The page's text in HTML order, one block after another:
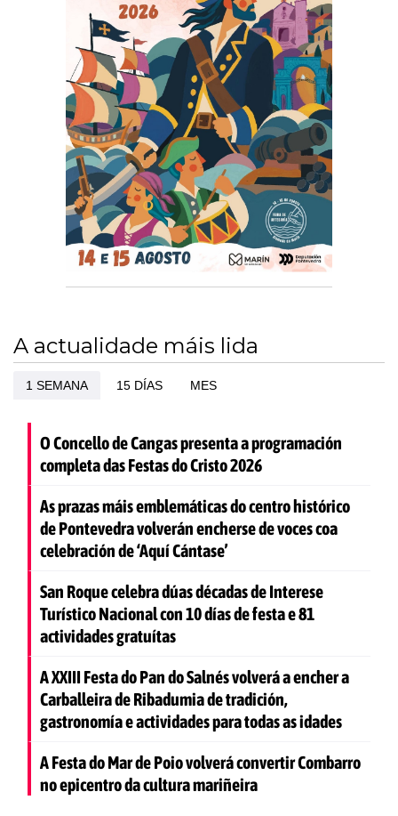
A actualidade máis lida
1 SEMANA 15 DÍAS MES
O Concello de Cangas presenta a programación
completa das Festas do Cristo 2026
As prazas máis emblemáticas do centro histórico
de Pontevedra volverán encherse de voces coa
celebración de ‘Aquí Cántase’
San Roque celebra dúas décadas de Interese
Turístico Nacional con 10 días de festa e 81
actividades gratuítas
A XXIII Festa do Pan do Salnés volverá a encher a
Carballeira de Ribadumia de tradición,
gastronomía e actividades para todas as idades
A Festa do Mar de Poio volverá convertir Combarro
no epicentro da cultura mariñeira